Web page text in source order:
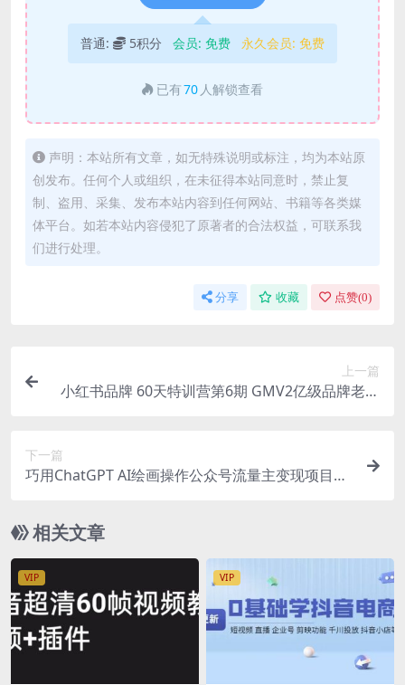
普通: 5积分 会员: 免费 永久会员: 免费
已有70 人解锁查看
声明：本站所有文章，如无特殊说明或标注，均为本站原
创发布。任何个人或组织，在未征得本站同意时，禁止复
制、盗用、采集、发布本站内容到任何网站、书籍等各类媒
体平台。如若本站内容侵犯了原著者的合法权益，可联系我
们进行处理。
分享 收藏 点赞(0)
上一篇
小红书品牌 60天特训营第6期 GMV2亿级品牌老板
下一篇
巧用ChatGPT AI绘画操作公众号流量主变现项目，
相关文章
VIP VIP